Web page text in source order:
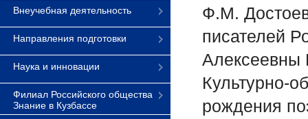
Внеучебная деятельность
Направления подготовки
Наука и инновации
Филиал Российского общества
Знание в Кузбассе
Ф.М.
писателей
Алексеевны
Культурно-
рождения